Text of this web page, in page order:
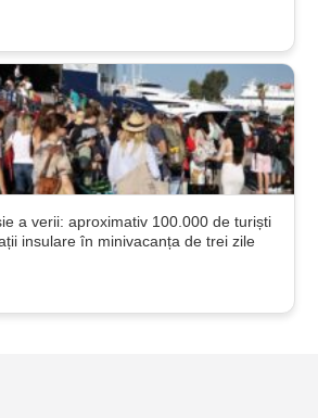
a verii: aproximativ 100.000 de turiști
insulare în minivacanța de trei zile